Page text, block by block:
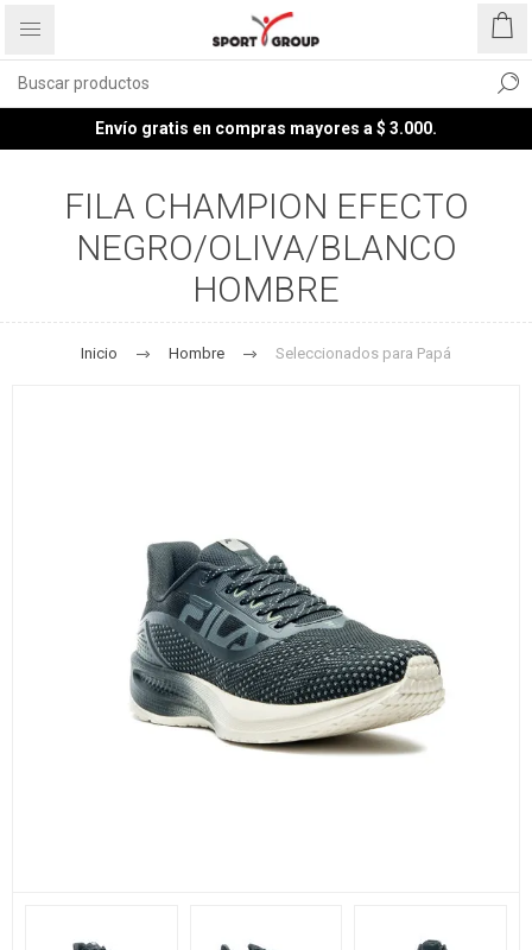
Envío gratis en compras mayores a $ 3.000.
FILA CHAMPION EFECTO
NEGRO/OLIVA/BLANCO
HOMBRE
Inicio Hombre Seleccionados para Papá